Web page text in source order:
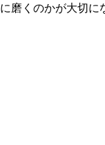
磨くのかが大切に